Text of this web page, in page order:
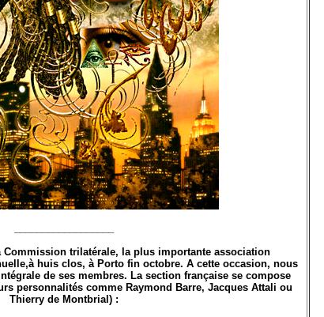
Commission trilatérale, la plus importante association
huis clos, à Porto fin octobre. A cette occasion, nous
de ses membres. La section française se compose
personnalités comme Raymond Barre, Jacques Attali ou
Thierry de Montbrial) :